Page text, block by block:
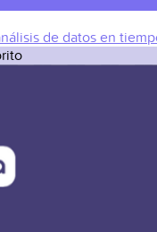
de datos en